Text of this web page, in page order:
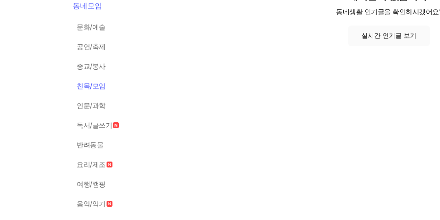
동네모임
문화/예술
공연/축제
종교/봉사
친목/모임
인문/과학
독서/글쓰기
반려동물
요리/제조
여행/캠핑
음악/악기
동네생활 인기글을 확인하시겠어요
실시간 인기글 보기